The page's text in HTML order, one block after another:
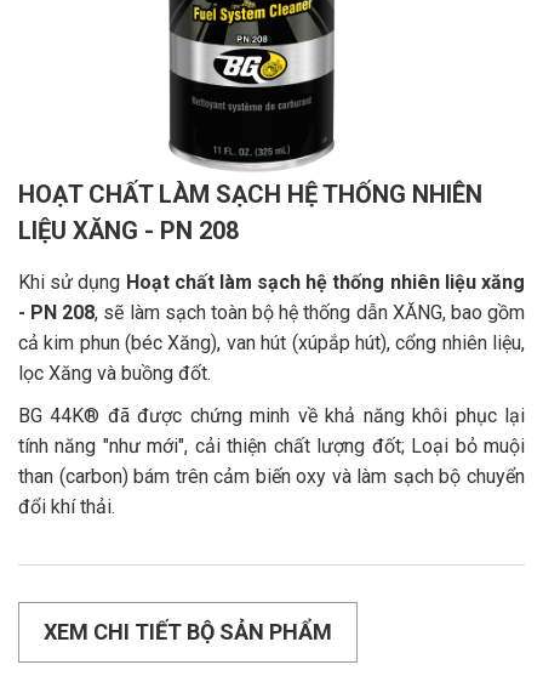
HOẠT CHẤT LÀM SẠCH HỆ THỐNG NHIÊN
LIỆU XĂNG - PN 208
Khi sử dụng Hoạt chất làm sạch hệ thống nhiên liệu xăng
- PN 208, sẽ làm sạch toàn bộ hệ thống dẫn XĂNG, bao gồm
cả kim phun (béc Xăng), van hút (xúpắp hút), cổng nhiên liệu,
lọc Xăng và buồng đốt.
BG 44K® đã được chứng minh về khả năng khôi phục lại
tính năng "như mới", cải thiện chất lượng đốt; Loại bỏ muội
than (carbon) bám trên cảm biến oxy và làm sạch bộ chuyển
đổi khí thải.
XEM CHI TIẾT BỘ SẢN PHẨM